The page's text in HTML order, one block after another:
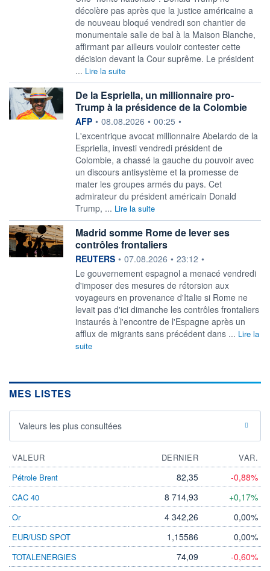
décolère pas après que la justice américaine a
de nouveau bloqué vendredi son chantier de
monumentale salle de bal à la Maison Blanche,
affirmant par ailleurs vouloir contester cette
décision devant la Cour suprême. Le président
... Lire la suite
De la Espriella, un millionnaire pro-
Trump à la présidence de la Colombie
information fournie par
AFP • 08.08.2026 • 00:25 •
L'excentrique avocat millionnaire Abelardo de la
Espriella, investi vendredi président de
Colombie, a chassé la gauche du pouvoir avec
un discours antisystème et la promesse de
mater les groupes armés du pays. Cet
admirateur du président américain Donald
Trump, ... Lire la suite
Madrid somme Rome de lever ses
contrôles frontaliers
information fournie par
REUTERS • 07.08.2026 • 23:12 •
Le gouvernement espagnol a menacé vendredi
‌d'imposer des mesures de rétorsion aux
voyageurs en provenance d'Italie si Rome ne
levait ​pas d'ici dimanche les contrôles frontaliers
instaurés à l'encontre de l'Espagne après un
afflux de migrants sans précédent dans ... Lire la
suite
MES LISTES
Valeurs les plus consultées
VALEUR DERNIER
VAR.
Pétrole Brent
82,35 -0,88%
CAC 40 8 714,93 +0,17%
Or 4 342,26 0,00%
EUR/USD SPOT 1,15586 0,00%
TOTALENERGIES 74,09 -0,60%